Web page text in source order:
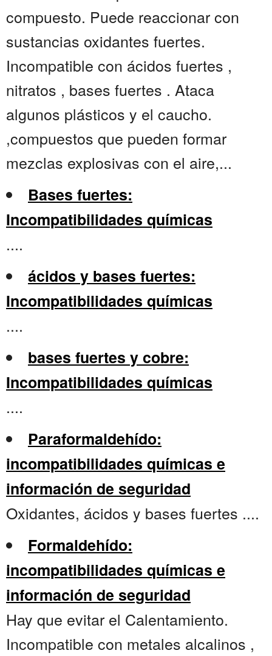
compuesto. Puede reaccionar con
sustancias oxidantes fuertes.
Incompatible con ácidos fuertes ,
nitratos , bases fuertes . Ataca
algunos plásticos y el caucho.
,compuestos que pueden formar
mezclas explosivas con el aire,...
Bases fuertes:
Incompatibilidades químicas
....
ácidos y bases fuertes:
Incompatibilidades químicas
....
bases fuertes y cobre:
Incompatibilidades químicas
....
Paraformaldehído:
incompatibilidades químicas e
información de seguridad
Oxidantes, ácidos y bases fuertes ....
Formaldehído:
incompatibilidades químicas e
información de seguridad
Hay que evitar el Calentamiento.
Incompatible con metales alcalinos ,